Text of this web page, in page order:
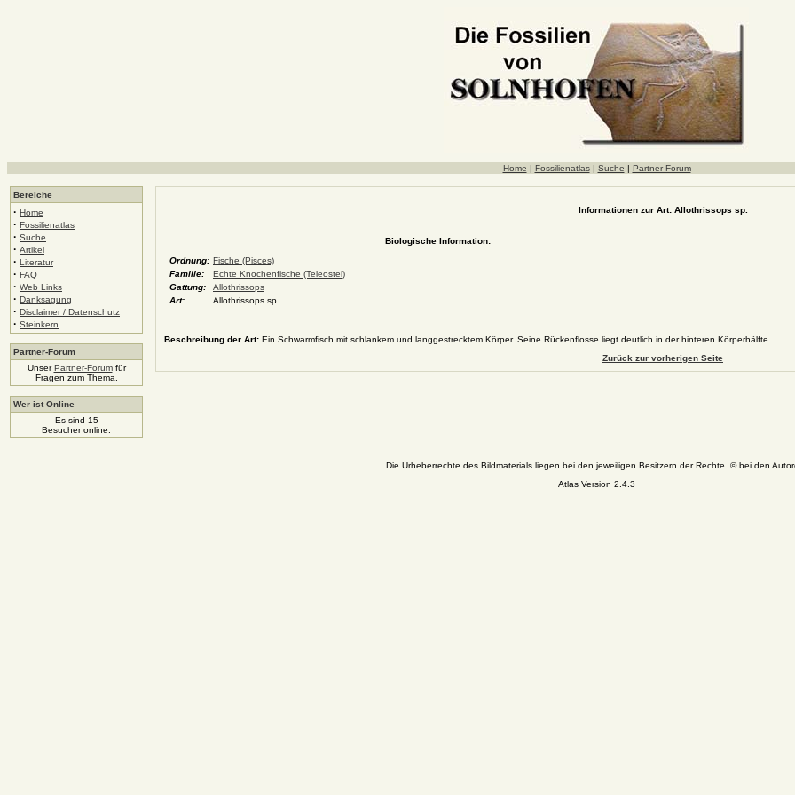
Home | Fossilienatlas| Suche | Partner-Forum
Bereiche
· Home
· Fossilienatlas
· Suche
· Artikel
· Literatur
· FAQ
· Web Links
· Danksagung
· Disclaimer / Datenschutz
· Steinkern
Partner-Forum
UnserPartner-Forumfür
Fragen zum Thema.
Wer ist Online
Es sind 15
Besucher online.
Informationen zur Art: Allothrissops sp.
Biologische Information:
Ordnung: Fische (Pisces)
Familie:
Echte Knochenfische (Teleostei)
Gattung:
Allothrissops
Art:
Allothrissops sp.
Beschreibung der Art: Ein Schwarmfisch mit schlankem und langgestrecktem Körper. Seine Rückenflosse liegt deutlich in der hinteren Körperhälfte.
Zurück zur vorherigen Seite
Die Urheberrechte des Bildmaterials liegen bei den jeweiligen Besitzern der Rechte. © bei den
Atlas Version 2.4.3